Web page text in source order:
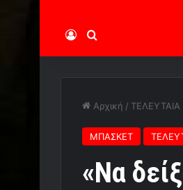
Log InΑναζήτηση
Αρχική /
ΜΠΑΣΚΕΤ
«Να